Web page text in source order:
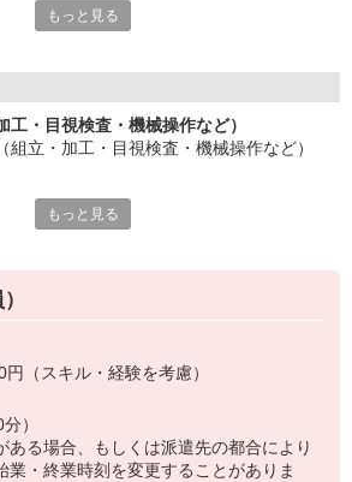
んと連絡をすること、前向きに仕事へ取り
など柔軟に対応いただける方は、ご紹介
キャリアを築きたい方、ぜひご応募くださ
もっと見る
・目視検査・機械操作など）
立・加工・目視検査・機械操作など）
チェック
とんどなく覚えやすいものばかり！
ていただけると思います。
ービスに正社員採用の上で、派遣就業先事
もっと見る
（スキル・経験を考慮）
）
る場合、もしくは派遣先の都合により
業・終業時刻を変更することがありま